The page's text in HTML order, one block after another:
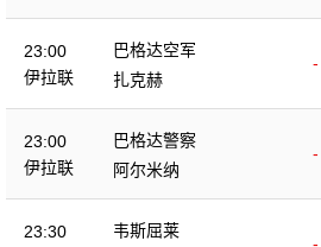
23:00
伊拉联
巴格达空军
-
扎克赫
23:00
伊拉联
巴格达警察
-
阿尔米纳
23:30
韦斯屈莱